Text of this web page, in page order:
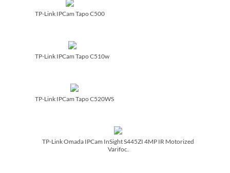
TP-Link IPCam Tapo C500
TP-Link IPCam Tapo C510w
TP-Link IPCam Tapo C520WS
TP-Link Omada IPCam InSight S445ZI 4MP IR Motorized
Varifoc.